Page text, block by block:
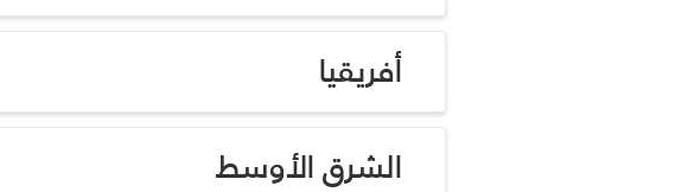
أفريقيا
الشرق الأوسط